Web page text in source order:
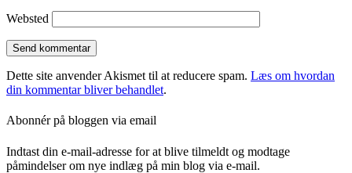
Websted
Dette site anvender Akismet til at reducere spam. Læs om hvordan
din kommentar bliver behandlet.
Abonnér på bloggen via email
Indtast din e-mail-adresse for at blive tilmeldt og modtage
påmindelser om nye indlæg på min blog via e-mail.